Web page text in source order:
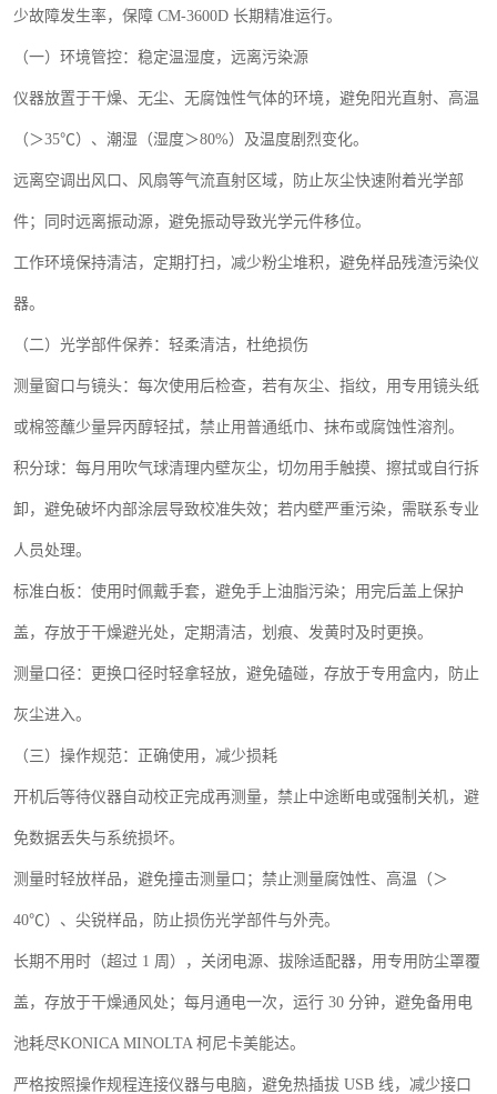
少故障发生率，保障 CM-3600D 长期精准运行。
（一）环境管控：稳定温湿度，远离污染源
仪器放置于干燥、无尘、无腐蚀性气体的环境，避免阳光直射、高温
（＞35℃）、潮湿（湿度＞80%）及温度剧烈变化。
远离空调出风口、风扇等气流直射区域，防止灰尘快速附着光学部
件；同时远离振动源，避免振动导致光学元件移位。
工作环境保持清洁，定期打扫，减少粉尘堆积，避免样品残渣污染仪
器。
（二）光学部件保养：轻柔清洁，杜绝损伤
测量窗口与镜头：每次使用后检查，若有灰尘、指纹，用专用镜头纸
或棉签蘸少量异丙醇轻拭，禁止用普通纸巾、抹布或腐蚀性溶剂。
积分球：每月用吹气球清理内壁灰尘，切勿用手触摸、擦拭或自行拆
卸，避免破坏内部涂层导致校准失效；若内壁严重污染，需联系专业
人员处理。
标准白板：使用时佩戴手套，避免手上油脂污染；用完后盖上保护
盖，存放于干燥避光处，定期清洁，划痕、发黄时及时更换。
测量口径：更换口径时轻拿轻放，避免磕碰，存放于专用盒内，防止
灰尘进入。
（三）操作规范：正确使用，减少损耗
开机后等待仪器自动校正完成再测量，禁止中途断电或强制关机，避
免数据丢失与系统损坏。
测量时轻放样品，避免撞击测量口；禁止测量腐蚀性、高温（＞
40℃）、尖锐样品，防止损伤光学部件与外壳。
长期不用时（超过 1 周），关闭电源、拔除适配器，用专用防尘罩覆
盖，存放于干燥通风处；每月通电一次，运行 30 分钟，避免备用电
池耗尽KONICA MINOLTA 柯尼卡美能达。
严格按照操作规程连接仪器与电脑，避免热插拔 USB 线，减少接口